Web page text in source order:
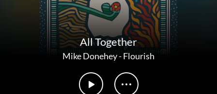
All Together
Mike Donehey-Flourish